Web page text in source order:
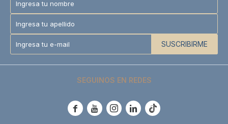
SUSCRIBIRME
SEGUINOS EN REDES
    